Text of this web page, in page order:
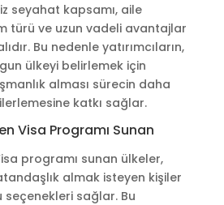
seyahat kapsamı, aile
türü ve uzun vadeli avantajlar
Bu nedenle yatırımcıların,
ülkeyi belirlemek için
alması sürecin daha
katkı sağlar.
Visa Programı Sunan
programı sunan ülkeler,
almak isteyen kişiler
seçenekleri sağlar. Bu